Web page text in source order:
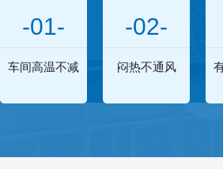
-01-
车间高温不减
-02-
闷热不通风